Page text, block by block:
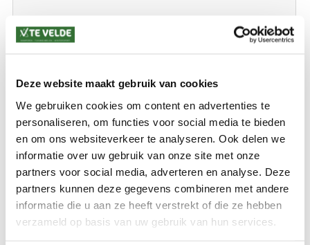
Deze website maakt gebruik van cookies
We gebruiken cookies om content en advertenties te
personaliseren, om functies voor social media te bieden
en om ons websiteverkeer te analyseren. Ook delen we
informatie over uw gebruik van onze site met onze
partners voor social media, adverteren en analyse. Deze
partners kunnen deze gegevens combineren met andere
informatie die u aan ze heeft verstrekt of die ze hebben
verzameld op basis van uw gebruik van hun services.
EUROTRAIL VOETPOMP SI MATTEN